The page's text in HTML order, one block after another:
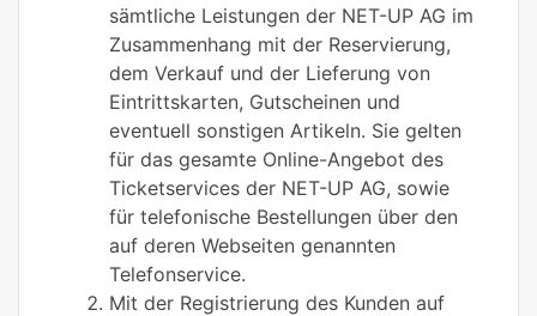
sämtliche Leistungen der NET-UP AG im
Zusammenhang mit der Reservierung,
dem Verkauf und der Lieferung von
Eintrittskarten, Gutscheinen und
eventuell sonstigen Artikeln. Sie gelten
für das gesamte Online-Angebot des
Ticketservices der NET-UP AG, sowie
für telefonische Bestellungen über den
auf deren Webseiten genannten
Telefonservice.
Mit der Registrierung des Kunden auf